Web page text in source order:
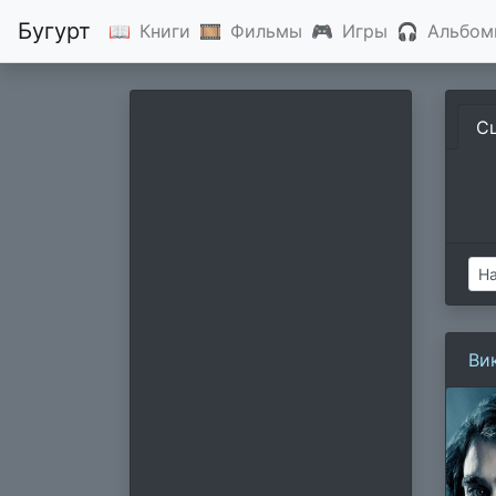
Бугурт 📖 Книги 🎞 Фильмы 🎮 Игры 🎧